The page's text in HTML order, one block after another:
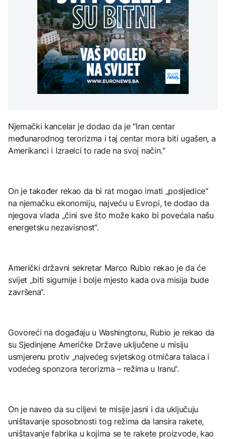
građanima Širokog
Brijega na racionalnu
potrošnju
DRUŠTVO
Zbog suše i smanjenih
zaliha vode upućen apel
građanima Širokog
Brijega na racionalnu
potrošnju
Grgurević traži
odgovore o planiranoj
solarnoj elektrani u
blizini Manastira Ostrog
Kina aktivirala vanredne
mjere zbog približavanja
tajfuna Delfin
AKTUELNO
U Belgiji otkrivena
ilegalna fabrika cigareta,
zaplijenjeni milioni
ZDRAVLJE
Šta je Ciklospora i da li
prijeti širenje u Evropi?
Sarajevo Fest početkom
septembra: Stiže
evropski pozorišni
spektakl “Brechtovi
Njemački kancelar je dodao da je "Iran centar
međunarodnog terorizma i taj centar mora biti ugašen, a
Amerikanci i Izraelci to rade na svoj način.“
On je također rekao da bi rat mogao imati „posljedice“
na njemačku ekonomiju, najveću u Evropi, te dodao da
njegova vlada „čini sve što može kako bi povećala našu
energetsku nezavisnost“.
Američki državni sekretar Marco Rubio rekao je da će
svijet „biti sigurnije i bolje mjesto kada ova misija bude
završena“.
Govoreći na događaju u Washingtonu, Rubio je rekao da
su Sjedinjene Američke Države uključene u misiju
usmjerenu protiv „najvećeg svjetskog otmičara talaca i
vodećeg sponzora terorizma – režima u Iranu“.
On je naveo da su ciljevi te misije jasni i da uključuju
uništavanje sposobnosti tog režima da lansira rakete,
uništavanje fabrika u kojima se te rakete proizvode, kao